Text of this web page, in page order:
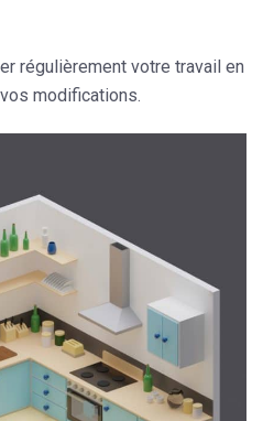
régulièrement votre travail en
modifications.